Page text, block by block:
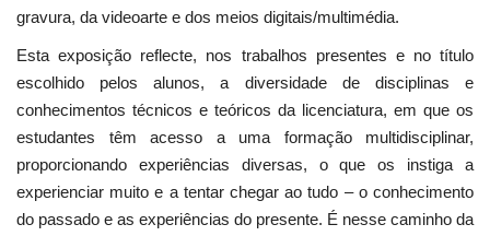
gravura, da videoarte e dos meios digitais/multimédia.
Esta exposição reflecte, nos trabalhos presentes e no título
escolhido pelos alunos, a diversidade de disciplinas e
conhecimentos técnicos e teóricos da licenciatura, em que os
estudantes têm acesso a uma formação multidisciplinar,
proporcionando experiências diversas, o que os instiga a
experienciar muito e a tentar chegar ao tudo – o conhecimento
do passado e as experiências do presente. É nesse caminho da